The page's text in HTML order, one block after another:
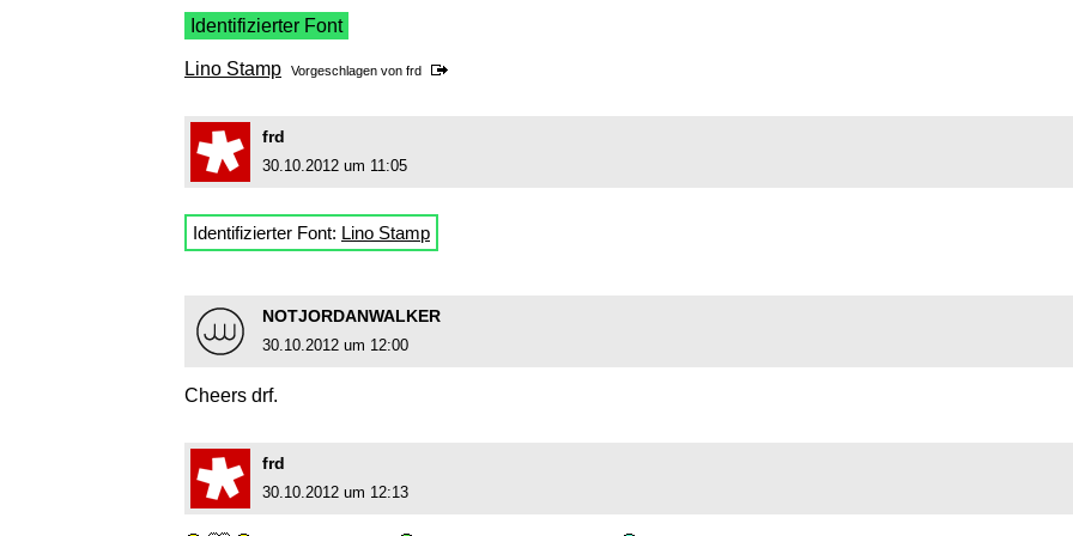
Identifizierter Font
Lino Stamp Vorgeschlagen von frd
frd
30.10.2012 um 11:05
Identifizierter Font: Lino Stamp
NOTJORDANWALKER
30.10.2012 um 12:00
Cheers drf.
frd
30.10.2012 um 12:13